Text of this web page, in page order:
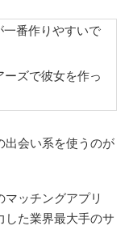
番作りやすいで
ズで彼女を作っ
出会い系を使うのが
マッチングアプリ
した業界最大手のサ